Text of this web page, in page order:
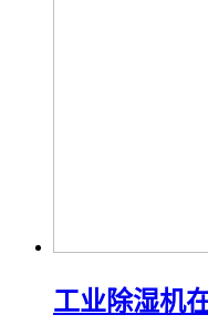
工业除湿机